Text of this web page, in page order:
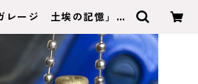
レージ 土埃の記憶」オ
eptachrom